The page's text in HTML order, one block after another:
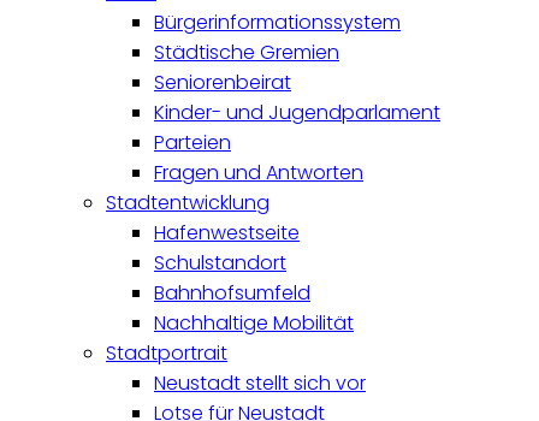
Bürgerinformationssystem
Städtische Gremien
Seniorenbeirat
Kinder- und Jugendparlament
Parteien
Fragen und Antworten
Stadtentwicklung
Hafenwestseite
Schulstandort
Bahnhofsumfeld
Nachhaltige Mobilität
Stadtportrait
Neustadt stellt sich vor
Lotse für Neustadt